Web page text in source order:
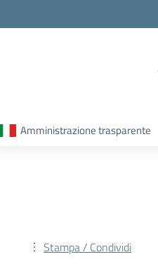
Amministrazione trasparente
Stampa / Condividi